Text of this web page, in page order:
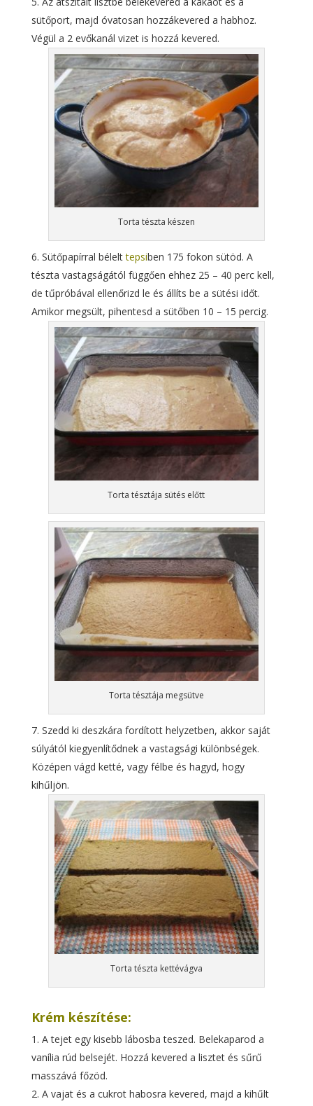
sütőport, majd óvatosan hozzákevered a habhoz.
Végül a 2 evőkanál vizet is hozzá kevered.
Torta tészta készen
Sütőpapírral bélelttepsiben 175 fokon sütöd. A
tészta vastagságától függően ehhez 25 – 40 perc kell,
de tűpróbával ellenőrizd le és állíts be a sütési időt.
Amikor megsült, pihentesd a sütőben 10 – 15 percig.
Torta tésztája sütés előtt
Torta tésztája megsütve
Szedd ki deszkára fordított helyzetben, akkor saját
súlyától kiegyenlítődnek a vastagsági különbségek.
Középen vágd ketté, vagy félbe és hagyd, hogy
kihűljön.
Torta tészta kettévágva
Krém készítése:
A tejet egy kisebb lábosba teszed. Belekaparod a
vanília rúd belsejét. Hozzá kevered a lisztet és sűrű
masszává főzöd.
A vajat és a cukrot habosra kevered, majd a kihűlt